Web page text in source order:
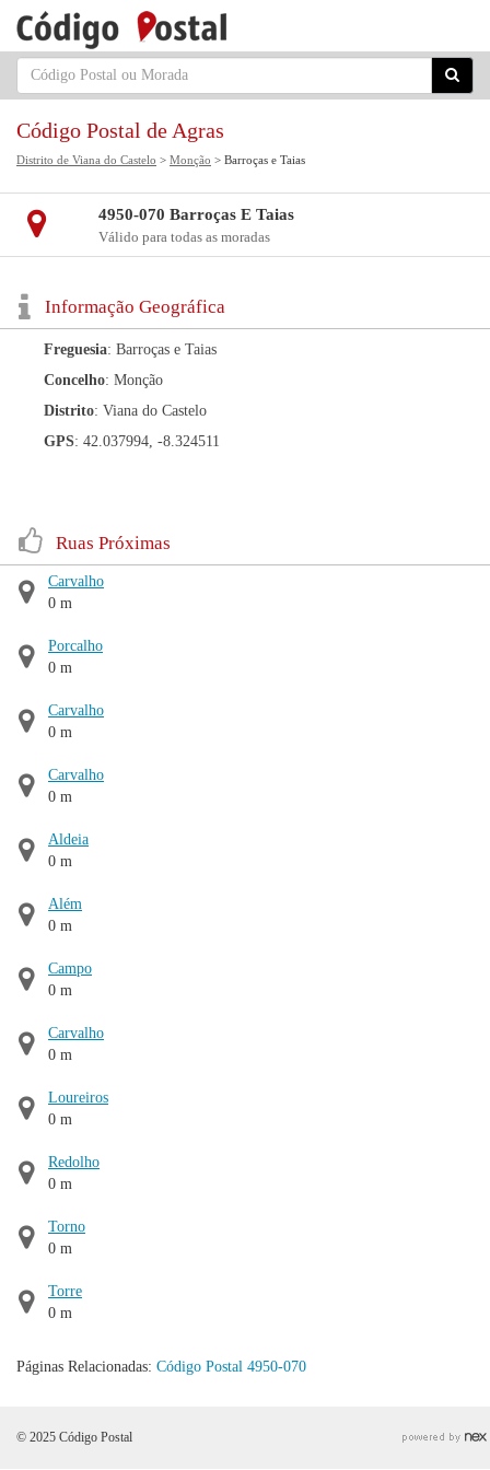
Código Postal de Agras
Distrito de Viana do Castelo > Monção > Barroças e Taias
4950-070 Barroças E Taias
Válido para todas as moradas
Informação Geográfica
Freguesia: Barroças e Taias
Concelho: Monção
Distrito: Viana do Castelo
GPS: 42.037994, -8.324511
Ruas Próximas
Carvalho
0 m
Porcalho
0 m
Carvalho
0 m
Carvalho
0 m
Aldeia
0 m
Além
0 m
Campo
0 m
Carvalho
0 m
Loureiros
0 m
Redolho
0 m
Torno
0 m
Torre
0 m
Páginas Relacionadas: Código Postal 4950-070
© 2025 Código Postal